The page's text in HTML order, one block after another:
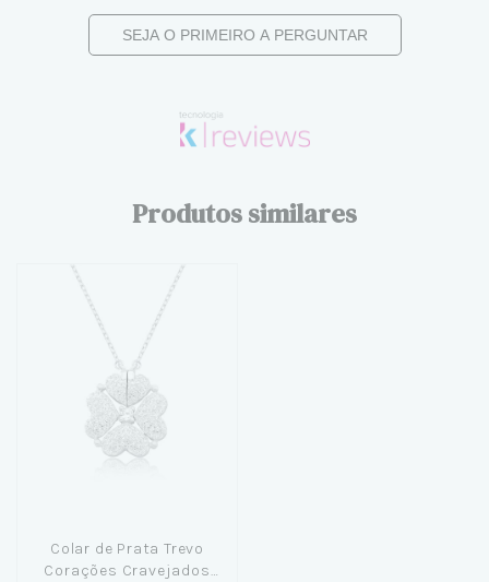
SEJA O PRIMEIRO A PERGUNTAR
Produtos similares
Colar de Prata Trevo
Corações Cravejados